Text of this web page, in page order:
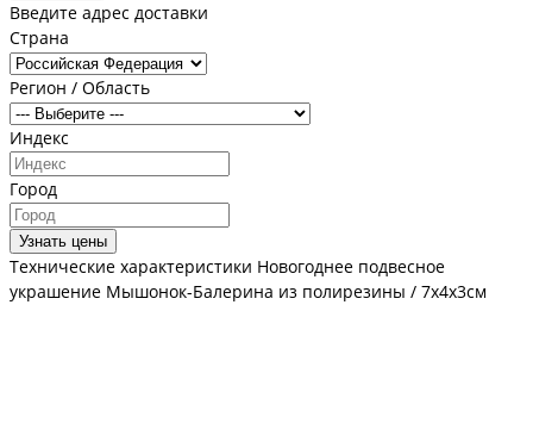
Введите адрес доставки
Страна
Регион / Область
Индекс
Город
Узнать цены
Технические характеристики Новогоднее подвесное
украшение Мышонок-Балерина из полирезины / 7x4x3см